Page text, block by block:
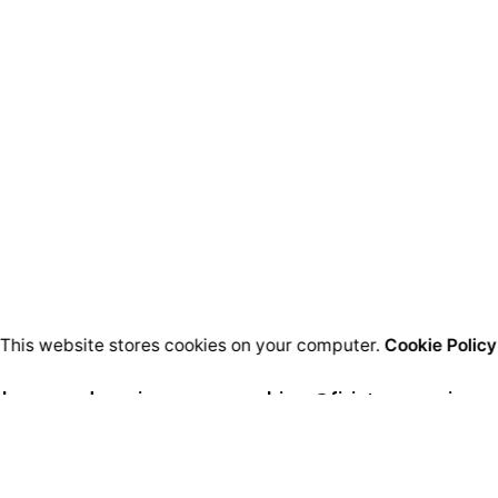
biuro@fizjoterapeuci.org
This website stores cookies on your computer. Cookie Policy